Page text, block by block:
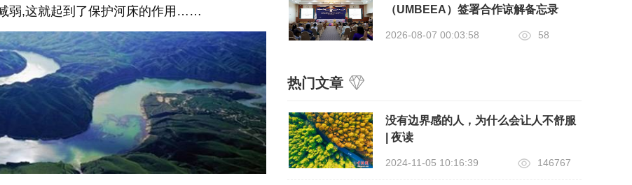
弱,这就起到了保护河床的作用……
（UMBEEA）签署合作谅解备忘录
2026-08-07 00:03:58 58
热门文章
没有边界感的人，为什么会让人不舒服
| 夜读
2024-11-05 10:16:39 146767